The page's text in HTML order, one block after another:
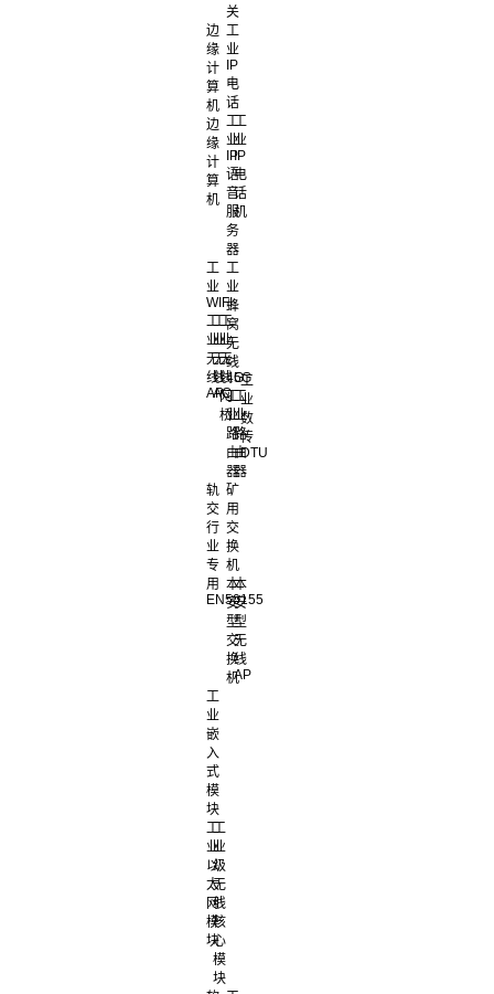
关
边
缘
计
算
机
边
缘
计
算
机
工
业
IP
电
话
工
业
IP
语
音
服
务
器
工
业
IP
电
话
机
工
业
WIFI
工
业
无
线
AP
工
业
无
线
AC
工
业
无
线
网
桥
工
业
蜂
窝
无
线
4G
工
业
路
由
器
5G
工
业
路
由
器
工
业
数
传
DTU
轨
交
行
业
专
用
EN50155
矿
用
交
换
机
本
安
型
交
换
机
本
安
型
无
线
AP
工
业
嵌
入
式
模
块
工
业
以
太
网
模
块
工
业
级
无
线
核
心
模
块